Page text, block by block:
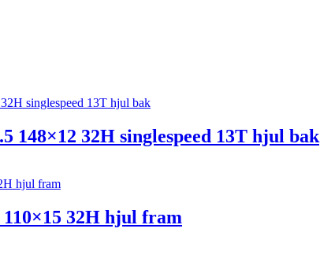
148×12 32H singlespeed 13T hjul bak
32H hjul fram